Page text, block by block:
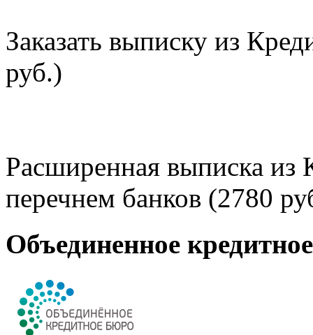
Заказать выписку из
руб.)
Расширенная выписка из
перечнем банков (2780
Объединенное